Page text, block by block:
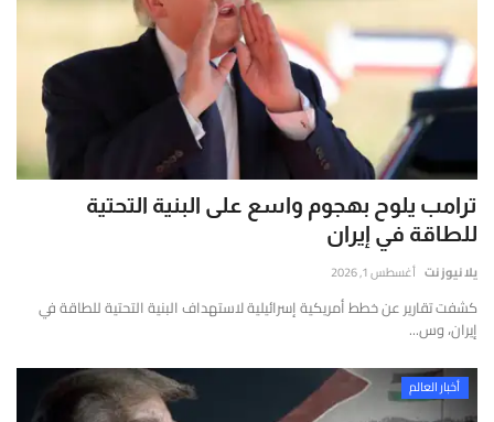
المصادر
والأرقام
الحية.
ترامب يلوح بهجوم واسع على البنية التحتية
للطاقة في إيران
يلا نيوز نت أغسطس 1, 2026
كشفت تقارير عن خطط أمريكية إسرائيلية لاستهداف البنية التحتية للطاقة في
إيران، وس...
أخبار العالم